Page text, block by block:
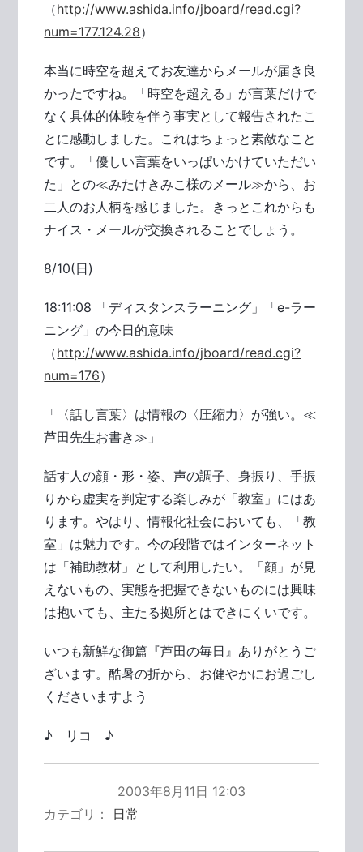
（http://www.ashida.info/jboard/read.cgi?
num=177.124.28）
本当に時空を超えてお友達からメールが届き良
かったですね。「時空を超える」が言葉だけで
なく具体的体験を伴う事実として報告されたこ
とに感動しました。これはちょっと素敵なこと
です。「優しい言葉をいっぱいかけていただい
た」との≪みたけきみこ様のメール≫から、お
二人のお人柄を感じました。きっとこれからも
ナイス・メールが交換されることでしょう。
8/10(日)
18:11:08 「ディスタンスラーニング」「e-ラー
ニング」の今日的意味
（http://www.ashida.info/jboard/read.cgi?
num=176）
「〈話し言葉〉は情報の〈圧縮力〉が強い。≪
芦田先生お書き≫」
話す人の顔・形・姿、声の調子、身振り、手振
りから虚実を判定する楽しみが「教室」にはあ
ります。やはり、情報化社会においても、「教
室」は魅力です。今の段階ではインターネット
は「補助教材」として利用したい。「顔」が見
えないもの、実態を把握できないものには興味
は抱いても、主たる拠所とはできにくいです。
いつも新鮮な御篇『芦田の毎日』ありがとうご
ざいます。酷暑の折から、お健やかにお過ごし
くださいますよう
♪ リコ ♪
2003年8月11日 12:03
カテゴリ
日常